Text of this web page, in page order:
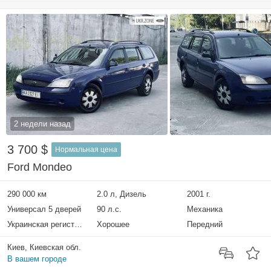
2 недели назад
3 700 $ Нормальная цена
Ford Mondeo
290 000 км 2.0 л, Дизель
2001 г.
Универсал 5 дверей
90 л.с.
Механика
Украинская регистрация
Хорошее Передний
Киев, Киевская обл.
В вашем городе